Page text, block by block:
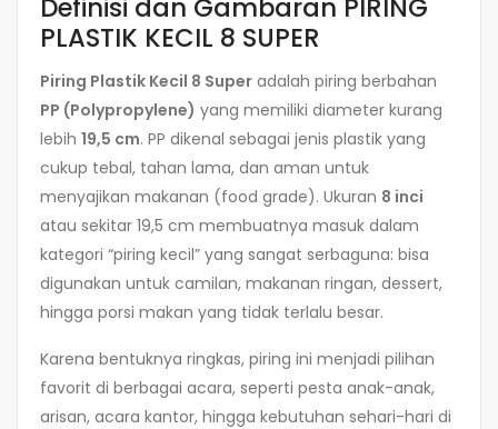
Definisi dan Gambaran PIRING
PLASTIK KECIL 8 SUPER
Piring Plastik Kecil 8 Super adalah piring berbahan
PP (Polypropylene) yang memiliki diameter kurang
lebih 19,5 cm. PP dikenal sebagai jenis plastik yang
cukup tebal, tahan lama, dan aman untuk
menyajikan makanan (food grade). Ukuran 8 inci
atau sekitar 19,5 cm membuatnya masuk dalam
kategori “piring kecil” yang sangat serbaguna: bisa
digunakan untuk camilan, makanan ringan, dessert,
hingga porsi makan yang tidak terlalu besar.
Karena bentuknya ringkas, piring ini menjadi pilihan
favorit di berbagai acara, seperti pesta anak-anak,
arisan, acara kantor, hingga kebutuhan sehari-hari di